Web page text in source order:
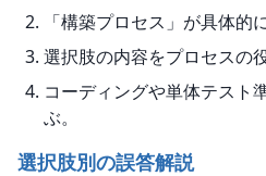
「構築プロセス」が具体的
選択肢の内容をプロセスの
コーディングや単体テスト
ぶ。
選択肢別の誤答解説